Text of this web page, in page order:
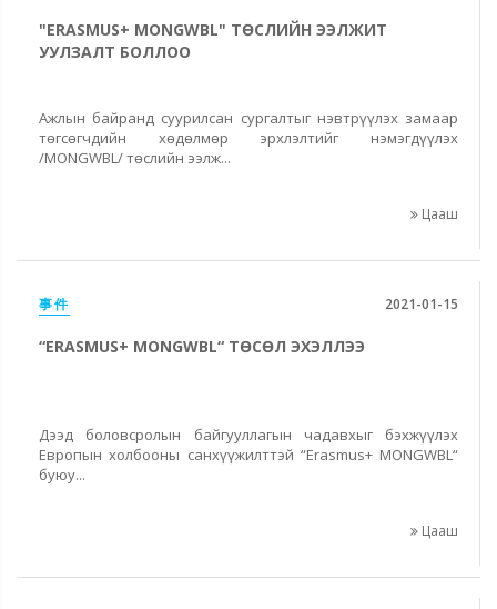
"ERASMUS+ MONGWBL" ТӨСЛИЙН ЭЭЛЖИТ
УУЛЗАЛТ БОЛЛОО
Ажлын байранд суурилсан сургалтыг нэвтрүүлэх замаар
төгсөгчдийн хөдөлмөр эрхлэлтийг нэмэгдүүлэх
/MONGWBL/ төслийн ээлж...
Цааш
事件 2021-01-15
“ERASMUS+ MONGWBL“ ТӨСӨЛ ЭХЭЛЛЭЭ
Дээд боловсролын байгууллагын чадавхыг бэхжүүлэх
Европын холбооны санхүүжилттэй “Erasmus+ MONGWBL“
буюу...
Цааш